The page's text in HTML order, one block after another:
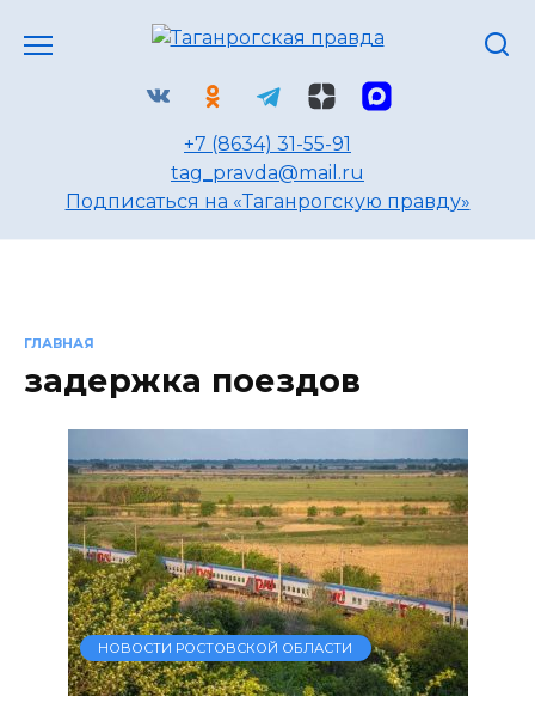
+7 (8634) 31-55-91
tag_pravda@mail.ru
Подписаться на «Таганрогскую правду»
ГЛАВНАЯ
задержка поездов
НОВОСТИ РОСТОВСКОЙ ОБЛАСТИ